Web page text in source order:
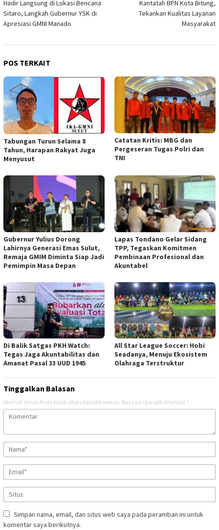
pos
Hadir Langsung di Lokasi Bencana
Sitaro, Langkah Gubernur YSK di
Apresiasi GMNI Manado
Kantatah BPN Kota Bitung,
Tekankan Kualitas Layanan
Masyarakat
POS TERKAIT
Tabungan Turun Selama 8
Tahun, Harapan Rakyat Juga
Menyusut
Catatan Kritis: MBG dan
Pergeseran Tugas Polri dan
TNI
Gubernur Yulius Dorong
Lahirnya Generasi Emas Sulut,
Remaja GMIM Diminta Siap Jadi
Pemimpin Masa Depan
Lapas Tondano Gelar Sidang
TPP, Tegaskan Komitmen
Pembinaan Profesional dan
Akuntabel
Di Balik Satgas PKH Watch:
Tegas Jaga Akuntabilitas dan
Amanat Pasal 33 UUD 1945
All Star League Soccer: Hobi
Seadanya, Menuju Ekosistem
Olahraga Terstruktur
Tinggalkan Balasan
Alamat email Anda tidak akan dipublikasikan. Ruas yang wajib ditandai *
Simpan nama, email, dan situs web saya pada peramban ini untuk
komentar saya berikutnya.